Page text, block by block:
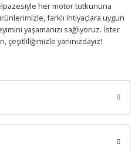
olmalı.her motor tutkununa
farklı ihtiyaçlara uygun
yaşamanızı sağlıyoruz. İster
yanınızdayız!